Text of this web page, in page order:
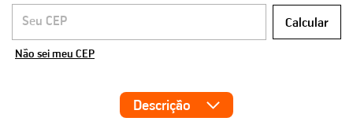
Entregas para o CEP:
Calcular
Não sei meu CEP
Descrição